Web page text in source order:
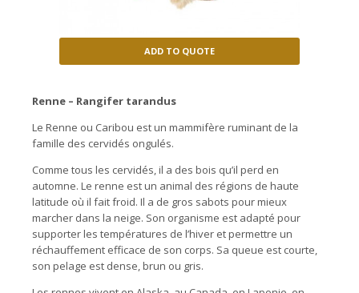
ADD TO QUOTE
Renne – Rangifer tarandus
Le Renne ou Caribou est un mammifère ruminant de la
famille des cervidés ongulés.
Comme tous les cervidés, il a des bois qu’il perd en
automne. Le renne est un animal des régions de haute
latitude où il fait froid. Il a de gros sabots pour mieux
marcher dans la neige. Son organisme est adapté pour
supporter les températures de l’hiver et permettre un
réchauffement efficace de son corps. Sa queue est courte,
son pelage est dense, brun ou gris.